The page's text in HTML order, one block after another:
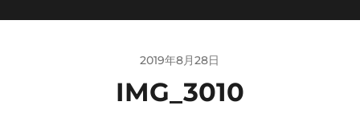
2019年8月28日
IMG_3010